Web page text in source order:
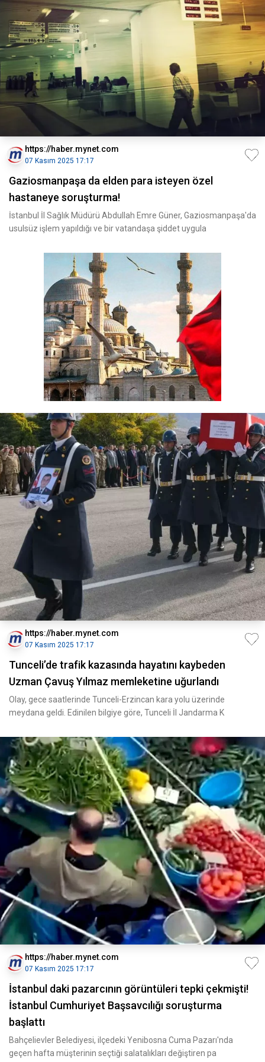
https://haber.mynet.com
07 Kasım 2025 17:17
Gaziosmanpaşa da elden para isteyen özel
hastaneye soruşturma!
İstanbul İl Sağlık Müdürü Abdullah Emre Güner, Gaziosmanpaşa'da
usulsüz işlem yapıldığı ve bir vatandaşa şiddet uygula
https://haber.mynet.com
07 Kasım 2025 17:17
Tunceli’de trafik kazasında hayatını kaybeden
Uzman Çavuş Yılmaz memleketine uğurlandı
Olay, gece saatlerinde Tunceli-Erzincan kara yolu üzerinde
meydana geldi. Edinilen bilgiye göre, Tunceli İl Jandarma K
https://haber.mynet.com
07 Kasım 2025 17:17
İstanbul daki pazarcının görüntüleri tepki çekmişti!
İstanbul Cumhuriyet Başsavcılığı soruşturma
başlattı
Bahçelievler Belediyesi, ilçedeki Yenibosna Cuma Pazarı'nda
geçen hafta müşterinin seçtiği salatalıkları değiştiren pa